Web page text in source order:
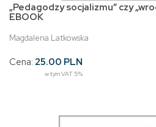
„Pedagodzy socjalizmu” czy
EBOOK
Magdalena Latkowska
Cena: 25.00 PLN
w tym VAT 5%